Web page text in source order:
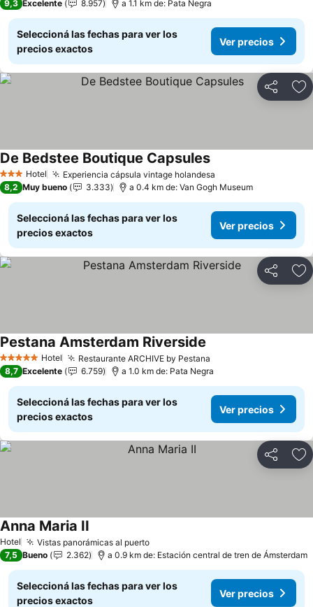
9,3 Excelente 8.957 a 1.1 km de: Pata Negra
Seleccioná las fechas para ver los
precios exactos
Ver precios
Compartir
3 Estrellas
Hotel Experiencia cápsula vintage holandesa
De Bedstee Boutique Capsules
8,2 Muy bueno 3.333 a 0.4 km de: Van Gogh Museum
Seleccioná las fechas para ver los
precios exactos
Ver precios
Compartir
5 Estrellas Hotel Restaurante ARCHIVE by Pestana
Pestana Amsterdam Riverside
8,7 Excelente 6.759 a 1.0 km de: Pata Negra
Seleccioná las fechas para ver los
precios exactos
Ver precios
Compartir
Hotel Vistas panorámicas al puerto
Anna Maria II
7,5 Bueno 2.362 a 0.9 km de: Estación central de tren de Ámsterdam
Seleccioná las fechas para ver los
precios exactos
Ver precios